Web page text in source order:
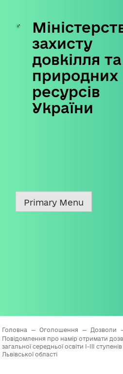
Skip
contentзахисту
довкілля та
природних
ресурсів
України
Primary Menu
Головна — Оголошення — Дозволи
Повідомлення про намір отримати
загальної середньої освіти I-III
Львівської області